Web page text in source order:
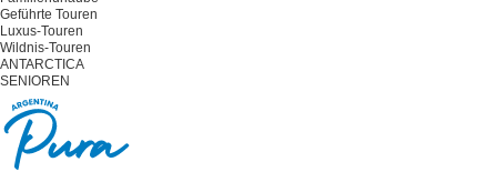
Geführte Touren
Luxus-Touren
Wildnis-Touren
ANTARCTICA
SENIOREN